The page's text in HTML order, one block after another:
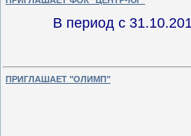
В период с
ПРИГЛАШАЕТ "ОЛИМП"